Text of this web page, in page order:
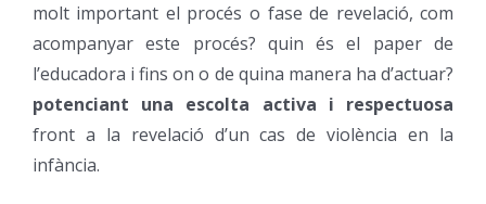
molt important el procés o fase de revelació, com
acompanyar este procés? quin és el paper de
l’educadora i fins on o de quina manera ha d’actuar?
potenciant una escolta activa i respectuosa
front a la revelació d’un cas de violència en la
infància.